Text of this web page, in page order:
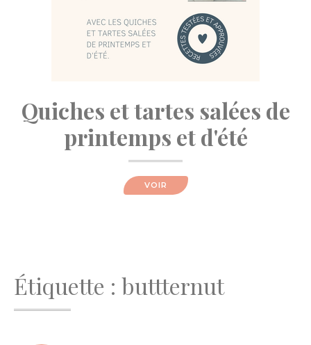
Quiches et tartes salées de
printemps et d'été
VOIR
Étiquette : buttternut